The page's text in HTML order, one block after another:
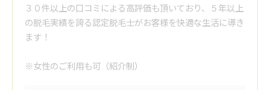
３０件以上の口コミによる高評価も頂いており、５年以上
の脱毛実績を誇る認定脱毛士がお客様を快適な生活に導き
ます！
※女性のご利用も可（紹介制）